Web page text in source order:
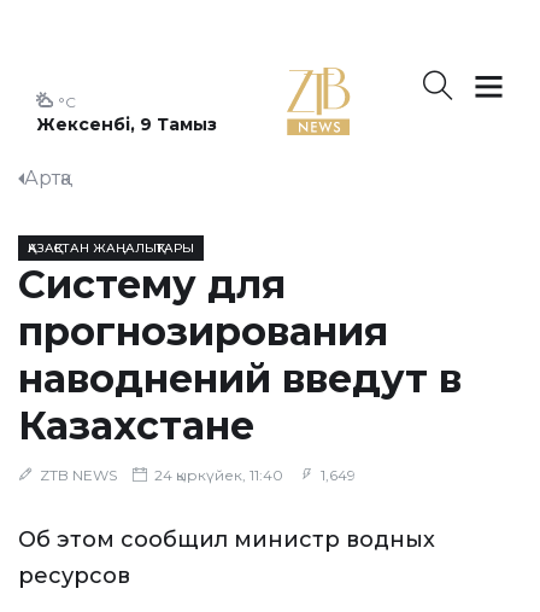
Жексенбі, 9 Тамыз
°C
Артқа
ҚАЗАҚСТАН ЖАҢАЛЫҚТАРЫ
Систему для
прогнозирования
наводнений введут в
Казахстане
ZTB NEWS 24 қыркүйек, 11:40 1,649
Об этом сообщил министр водных
ресурсов